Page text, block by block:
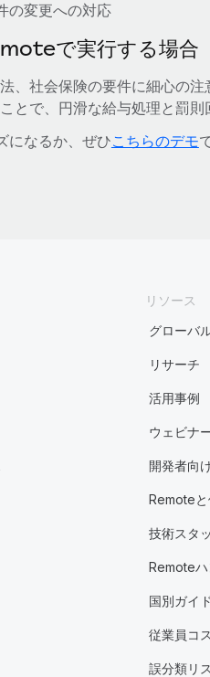
の変更への対応
で実行する場合
、社会保険の要件に細心の
とで、円滑な給与処理と罰則
になるか、ぜひこちらのデモ
リソース
グローバ
リサーチ
活用事例
ウェビナ
開発者向
Remote
技術スタ
Remote
国別ガイド
従業員コ
誤分類リ